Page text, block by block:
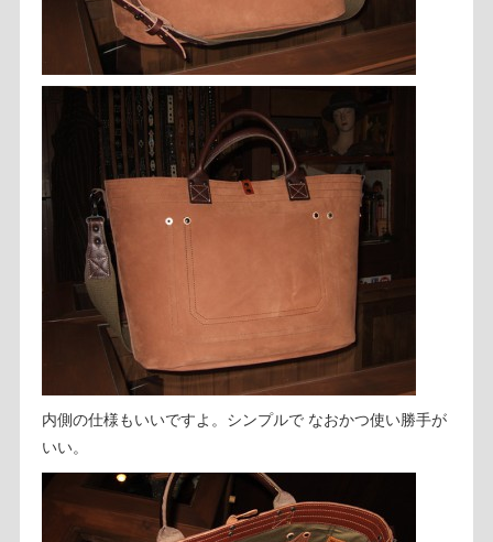
内側の仕様もいいですよ。シンプルで なおかつ使い勝手が
いい。